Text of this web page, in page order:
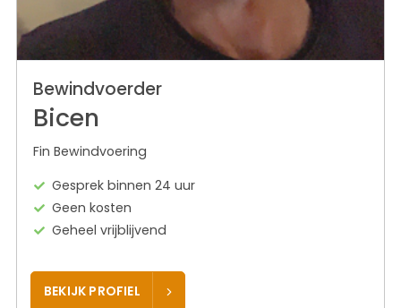
Bewindvoerder
Bicen
Fin Bewindvoering
Gesprek binnen 24 uur
Geen kosten
Geheel vrijblijvend
BEKIJK PROFIEL